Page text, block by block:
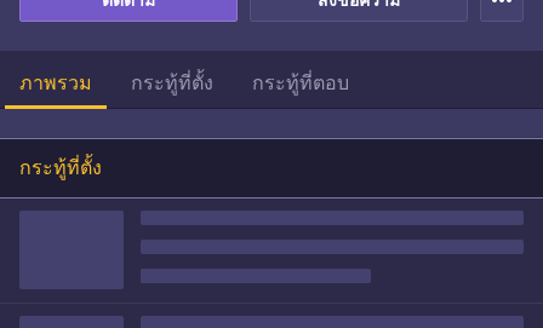
ภาพรวม กระทู้ที่ตั้ง กระทู้ที่ตอบ
กระทู้ที่ตั้ง